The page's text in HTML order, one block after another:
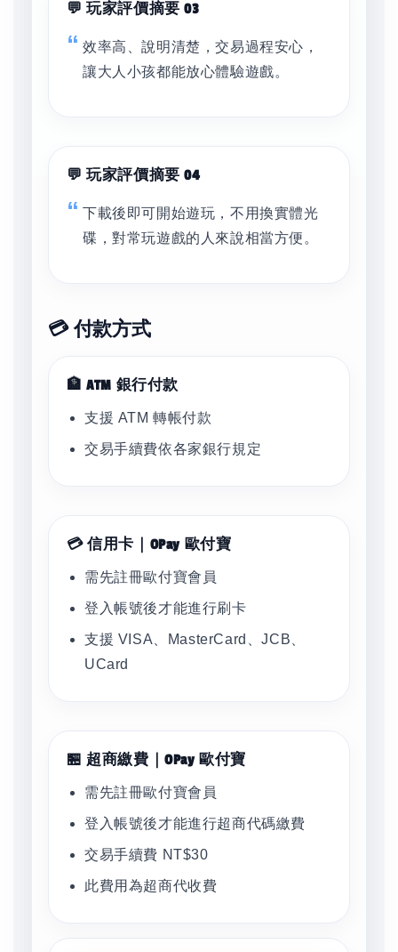
💬 玩家評價摘要 03
效率高、說明清楚，交易過程安心，
讓大人小孩都能放心體驗遊戲。
💬 玩家評價摘要 04
下載後即可開始遊玩，不用換實體光
碟，對常玩遊戲的人來說相當方便。
💳 付款方式
🏦 ATM 銀行付款
支援 ATM 轉帳付款
交易手續費依各家銀行規定
💳 信用卡｜OPay 歐付寶
需先註冊歐付寶會員
登入帳號後才能進行刷卡
支援 VISA、MasterCard、JCB、
UCard
🏪 超商繳費｜OPay 歐付寶
需先註冊歐付寶會員
登入帳號後才能進行超商代碼繳費
交易手續費 NT$30
此費用為超商代收費